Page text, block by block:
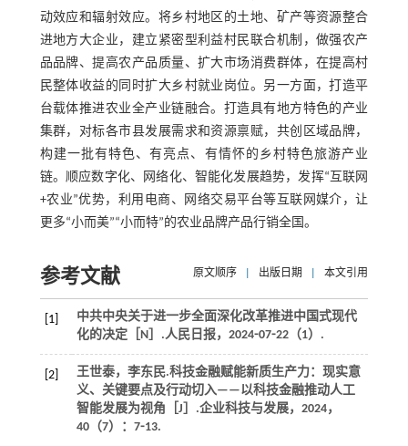
动效应和辐射效应。将乡村地区的土地、矿产等资源整合
进地方大企业，建立紧密型利益村民联合机制，做强农产
品品牌、提高农产品质量、扩大市场消费群体，在提高村
民整体收益的同时扩大乡村就业岗位。另一方面，打造平
台载体推进农业全产业链融合。打造具有地方特色的产业
集群，对标各市县发展需求和资源禀赋，共创区域品牌，
构建一批有特色、有亮点、有情怀的乡村特色旅游产业
链。顺应数字化、网络化、智能化发展趋势，发挥“互联网
+农业”优势，利用电商、网络交易平台等互联网媒介，让
更多“小而美”“小而特”的农业品牌产品行销全国。
参考文献 原文顺序 出版日期 本文引用
[1]
中共中央关于进一步全面深化改革推进中国式现代
化的决定［N］.人民日报，2024⁃07⁃22（1）.
[2]
王世泰，李东民.科技金融赋能新质生产力：现实意
义、关键要点及行动切入——以科技金融推动人工
智能发展为视角［J］.企业科技与发展， 2024，
40（7）：7⁃13.